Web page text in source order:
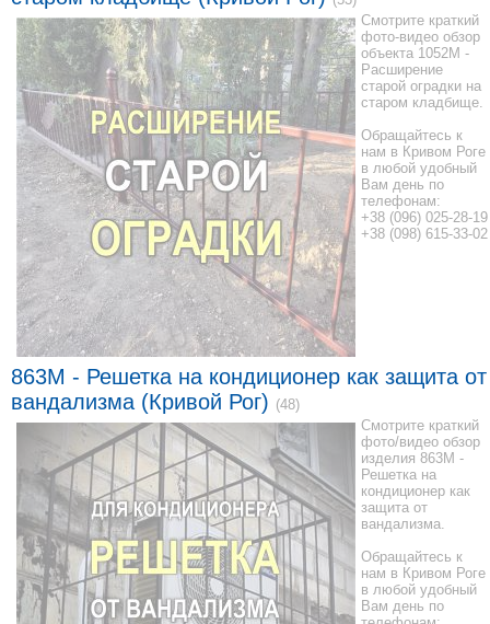
Смотрите краткий
фото-видео обзор
объекта 1052M -
Расширение
старой оградки на
старом кладбище.
Обращайтесь к
нам в Кривом Роге
в любой удобный
Вам день по
телефонам:
+38 (096) 025-28-19
+38 (098) 615-33-02
863M - Решетка на кондиционер как защита от
вандализма (Кривой Рог) (48)
Смотрите краткий
фото/видео обзор
изделия 863M -
Решетка на
кондиционер как
защита от
вандализма.
Обращайтесь к
нам в Кривом Роге
в любой удобный
Вам день по